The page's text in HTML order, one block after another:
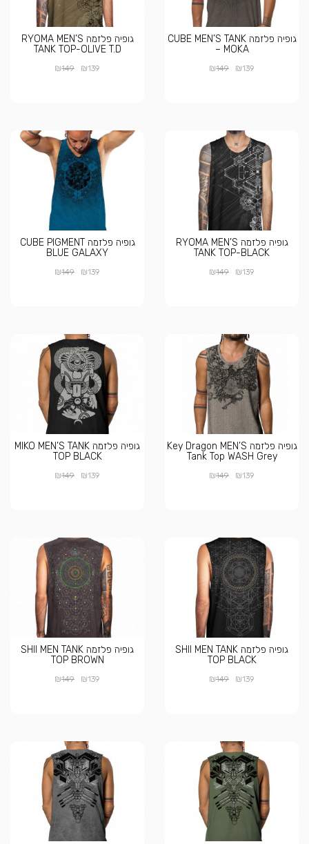
גופיה פלזמה CUBE MEN’S TANK
– MOKA
₪139
₪149
גופיה פלזמה RYOMA MEN’S
TANK TOP-OLIVE T.D
₪139
₪149
גופיה פלזמה RYOMA MEN’S
TANK TOP-BLACK
₪139
₪149
גופיה פלזמה CUBE PIGMENT
BLUE GALAXY
₪139
₪149
גופיה פלזמה Key Dragon MEN’S
Tank Top WASH Grey
₪139
₪149
גופיה פלזמה MIKO MEN’S TANK
TOP BLACK
₪139
₪149
גופיה פלזמה SHII MEN TANK
TOP BLACK
₪139
₪149
גופיה פלזמה SHII MEN TANK
TOP BROWN
₪139
₪149